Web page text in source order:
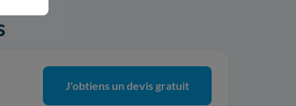
J'obtiens un devis gratuit